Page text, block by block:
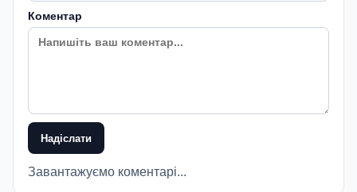
Коментар
Надіслати
Завантажуємо коментарі...